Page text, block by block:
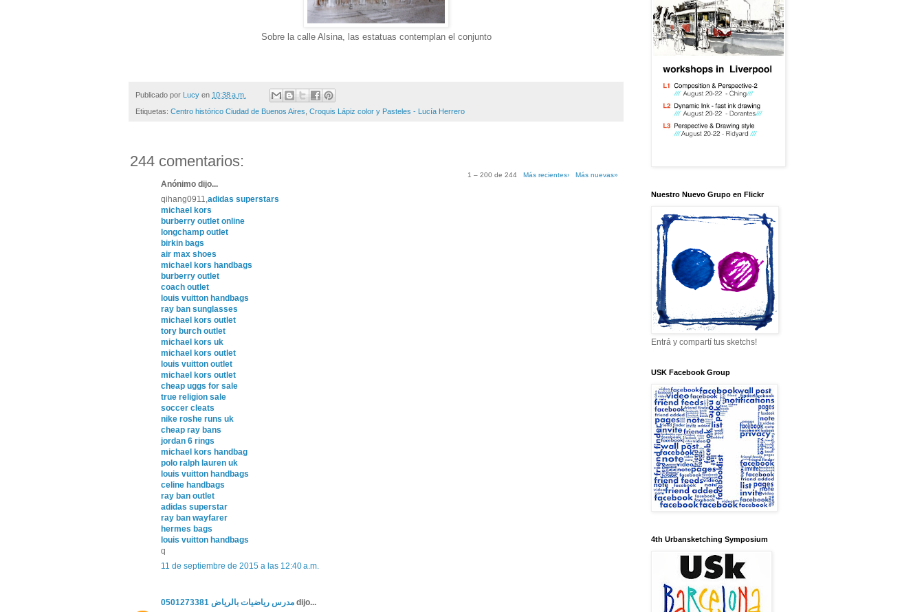
Sobre la calle Alsina, las estatuas contemplan el conjunto
Publicado por Lucy en 10:38 a.m.
Etiquetas: Centro histórico Ciudad de Buenos Aires, Croquis Lápiz color y Pasteles - Lucía Herrero
244 comentarios:
1 – 200 de 244 Más recientes› Más nuevas»
Anónimo dijo...
qihang0911,adidas superstars
michael kors
burberry outlet online
longchamp outlet
birkin bags
air max shoes
michael kors handbags
burberry outlet
coach outlet
louis vuitton handbags
ray ban sunglasses
michael kors outlet
tory burch outlet
michael kors uk
michael kors outlet
louis vuitton outlet
michael kors outlet
cheap uggs for sale
true religion sale
soccer cleats
nike roshe runs uk
cheap ray bans
jordan 6 rings
michael kors handbag
polo ralph lauren uk
louis vuitton handbags
celine handbags
ray ban outlet
adidas superstar
ray ban wayfarer
hermes bags
louis vuitton handbags
q
11 de septiembre de 2015 a las 12:40 a.m.
مدرس رياضيات بالرياض 0501273381 dijo...
Nuestro Nuevo Grupo en Flickr
Entrá y compartí tus sketchs!
USK Facebook Group
4th Urbansketching Symposium